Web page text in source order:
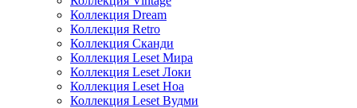
Коллекция Dream
Коллекция Retro
Коллекция Сканди
Коллекция Leset Мира
Коллекция Leset Локи
Коллекция Leset Ноа
Коллекция Leset Вудми